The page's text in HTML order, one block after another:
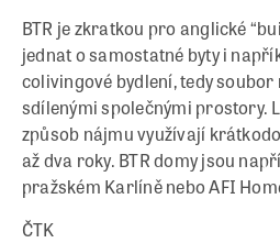
BTR je zkratkou pro anglické
jednat o samostatné byty i
colivingové bydlení, tedy soubor
sdílenými společnými prostory.
způsob nájmu využívají
až dva roky. BTR domy jsou
pražském Karlíně nebo AFI
ČTK